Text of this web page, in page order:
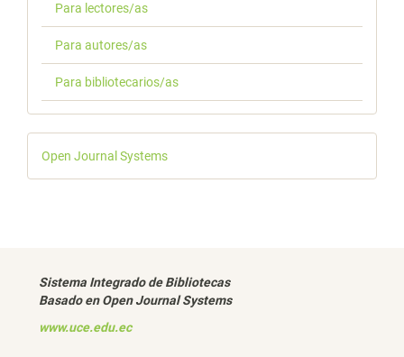
Para lectores/as
Para autores/as
Para bibliotecarios/as
Desarrollado
por
Open Journal Systems
Sistema Integrado de Bibliotecas
Basado en Open Journal Systems
www.uce.edu.ec